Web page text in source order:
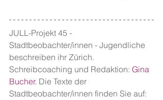
JULL-Projekt 45 -
Stadtbeobachter/innen - Jugendliche
beschreiben ihr Zürich.
Schreibcoaching und Redaktion: Gina
Bucher. Die Texte der
Stadtbeobachter/innen finden Sie auf: